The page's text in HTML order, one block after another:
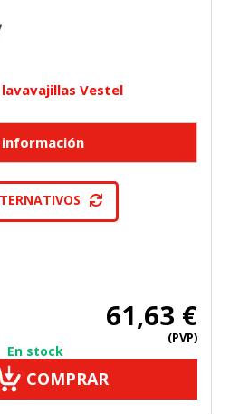
Vestel
61,63 €
(PVP)
En stock
COMPRAR